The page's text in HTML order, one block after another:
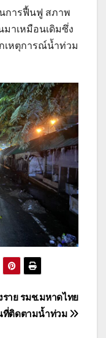
การฟื้นฟู สภาพ
มาเหมือนเดิมซึ่ง
เหตุการณ์น้ำท่วม
ราย รมช.มหาดไทย
ที่ติดตามน้ำท่วม